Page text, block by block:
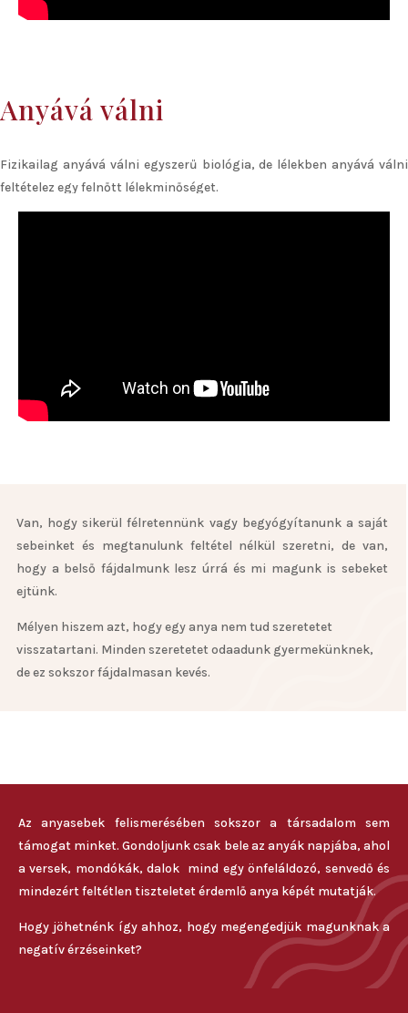
Anyává válni
Fizikailag anyává válni egyszerű biológia, de lélekben anyává válni
feltételez egy felnőtt lélekminőséget.
Van, hogy sikerül félretennünk vagy begyógyítanunk a saját
sebeinket és megtanulunk feltétel nélkül szeretni, de van,
hogy a belső fájdalmunk lesz úrrá és mi magunk is sebeket
ejtünk.
Mélyen hiszem azt, hogy egy anya nem tud szeretetet
visszatartani. Minden szeretetet odaadunk gyermekünknek,
de ez sokszor fájdalmasan kevés.
Az anyasebek felismerésében sokszor a társadalom sem
támogat minket. Gondoljunk csak bele az anyák napjába, ahol
a versek, mondókák, dalok mind egy önfeláldozó, senvedő és
mindezért feltétlen tiszteletet érdemlő anya képét mutatják.
Hogy jöhetnénk így ahhoz, hogy megengedjük magunknak a
negatív érzéseinket?